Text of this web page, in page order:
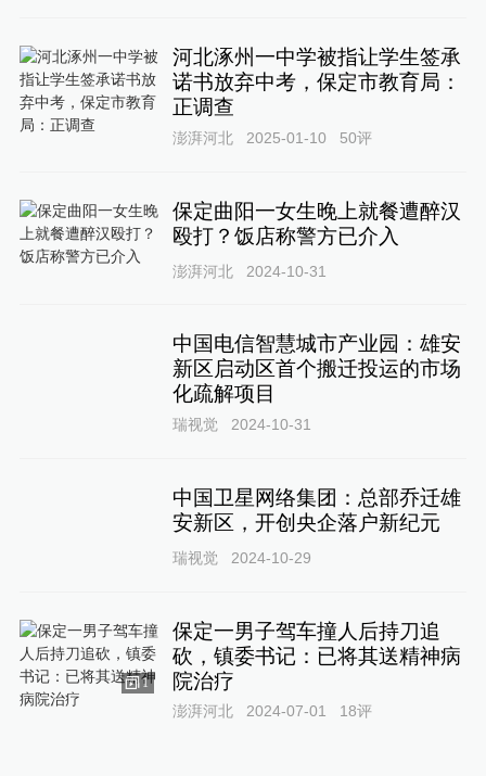
河北涿州一中学被指让学生签承
诺书放弃中考，保定市教育局：
正调查
澎湃河北 2025-01-10 50评
保定曲阳一女生晚上就餐遭醉汉
殴打？饭店称警方已介入
澎湃河北 2024-10-31
中国电信智慧城市产业园：雄安
新区启动区首个搬迁投运的市场
化疏解项目
瑞视觉 2024-10-31
中国卫星网络集团：总部乔迁雄
安新区，开创央企落户新纪元
瑞视觉 2024-10-29
1
保定一男子驾车撞人后持刀追
砍，镇委书记：已将其送精神病
院治疗
澎湃河北 2024-07-01 18评